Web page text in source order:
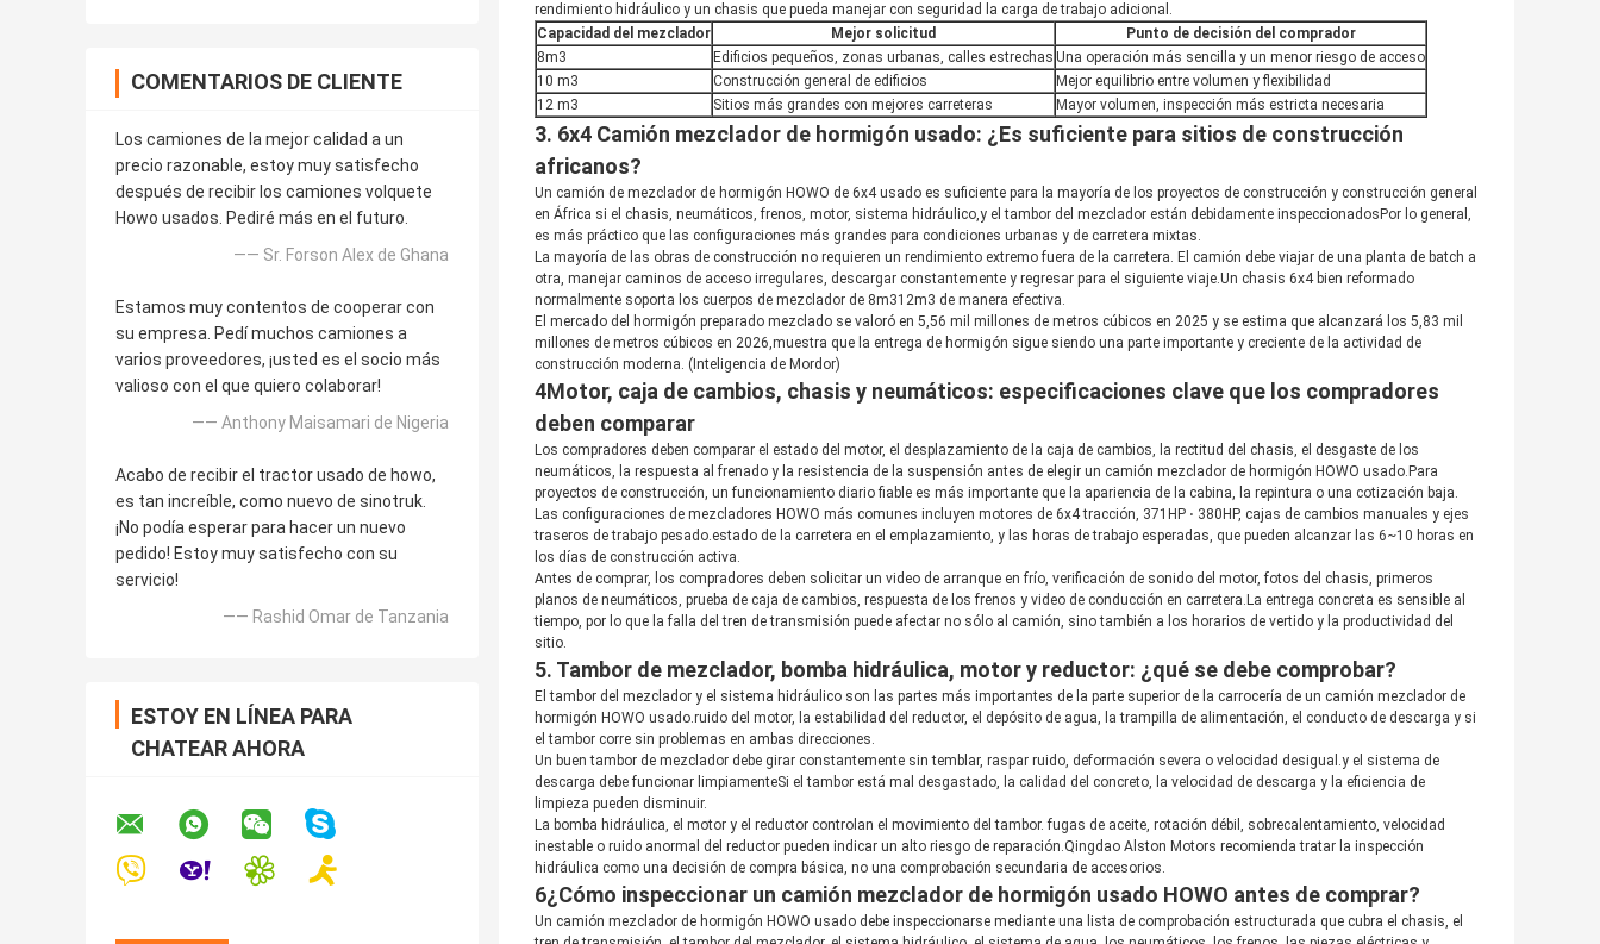
COMENTARIOS DE CLIENTE
Los camiones de la mejor calidad a un
precio razonable, estoy muy satisfecho
después de recibir los camiones volquete
Howo usados. Pediré más en el futuro.
—— Sr. Forson Alex de Ghana
Estamos muy contentos de cooperar con
su empresa. Pedí muchos camiones a
varios proveedores, ¡usted es el socio más
valioso con el que quiero colaborar!
—— Anthony Maisamari de Nigeria
Acabo de recibir el tractor usado de howo,
es tan increíble, como nuevo de sinotruk.
¡No podía esperar para hacer un nuevo
pedido! Estoy muy satisfecho con su
servicio!
—— Rashid Omar de Tanzania
ESTOY EN LÍNEA PARA
CHATEAR AHORA
rendimiento hidráulico y un chasis que pueda manejar con seguridad la carga de trabajo adicional.
Capacidad del mezclador
Mejor solicitud
Punto de decisión del comprador
8m3
Edificios pequeños, zonas urbanas, calles estrechas Una operación más sencilla y un menor riesgo de acceso
10 m3
Construcción general de edificios
Mejor equilibrio entre volumen y flexibilidad
12 m3
Sitios más grandes con mejores carreteras Mayor volumen, inspección más estricta necesaria
3. 6x4 Camión mezclador de hormigón usado: ¿Es suficiente para sitios de construcción
africanos?
Un camión de mezclador de hormigón HOWO de 6x4 usado es suficiente para la mayoría de los proyectos de construcción y construcción general
en África si el chasis, neumáticos, frenos, motor, sistema hidráulico,y el tambor del mezclador están debidamente inspeccionadosPor lo general,
es más práctico que las configuraciones más grandes para condiciones urbanas y de carretera mixtas.
La mayoría de las obras de construcción no requieren un rendimiento extremo fuera de la carretera. El camión debe viajar de una planta de batch a
otra, manejar caminos de acceso irregulares, descargar constantemente y regresar para el siguiente viaje.Un chasis 6x4 bien reformado
normalmente soporta los cuerpos de mezclador de 8m312m3 de manera efectiva.
El mercado del hormigón preparado mezclado se valoró en 5,56 mil millones de metros cúbicos en 2025 y se estima que alcanzará los 5,83 mil
millones de metros cúbicos en 2026,muestra que la entrega de hormigón sigue siendo una parte importante y creciente de la actividad de
construcción moderna. ( Inteligencia de Mordor)
4Motor, caja de cambios, chasis y neumáticos: especificaciones clave que los compradores
deben comparar
Los compradores deben comparar el estado del motor, el desplazamiento de la caja de cambios, la rectitud del chasis, el desgaste de los
neumáticos, la respuesta al frenado y la resistencia de la suspensión antes de elegir un camión mezclador de hormigón HOWO usado.Para
proyectos de construcción, un funcionamiento diario fiable es más importante que la apariencia de la cabina, la repintura o una cotización baja.
Las configuraciones de mezcladores HOWO más comunes incluyen motores de 6x4 tracción, 371HP ⋅ 380HP, cajas de cambios manuales y ejes
traseros de trabajo pesado.estado de la carretera en el emplazamiento, y las horas de trabajo esperadas, que pueden alcanzar las 6~10 horas en
los días de construcción activa.
Antes de comprar, los compradores deben solicitar un video de arranque en frío, verificación de sonido del motor, fotos del chasis, primeros
planos de neumáticos, prueba de caja de cambios, respuesta de los frenos y video de conducción en carretera.La entrega concreta es sensible al
tiempo, por lo que la falla del tren de transmisión puede afectar no sólo al camión, sino también a los horarios de vertido y la productividad del
sitio.
5. Tambor de mezclador, bomba hidráulica, motor y reductor: ¿qué se debe comprobar?
El tambor del mezclador y el sistema hidráulico son las partes más importantes de la parte superior de la carrocería de un camión mezclador de
hormigón HOWO usado.ruido del motor, la estabilidad del reductor, el depósito de agua, la trampilla de alimentación, el conducto de descarga y si
el tambor corre sin problemas en ambas direcciones.
Un buen tambor de mezclador debe girar constantemente sin temblar, raspar ruido, deformación severa o velocidad desigual.y el sistema de
descarga debe funcionar limpiamenteSi el tambor está mal desgastado, la calidad del concreto, la velocidad de descarga y la eficiencia de
limpieza pueden disminuir.
La bomba hidráulica, el motor y el reductor controlan el movimiento del tambor. fugas de aceite, rotación débil, sobrecalentamiento, velocidad
inestable o ruido anormal del reductor pueden indicar un alto riesgo de reparación.Qingdao Alston Motors recomienda tratar la inspección
hidráulica como una decisión de compra básica, no una comprobación secundaria de accesorios.
6¿Cómo inspeccionar un camión mezclador de hormigón usado HOWO antes de comprar?
Un camión mezclador de hormigón HOWO usado debe inspeccionarse mediante una lista de comprobación estructurada que cubra el chasis, el